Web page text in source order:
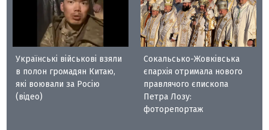
Українські військові взяли
в полон громадян Китаю,
які воювали за Росію
(відео)
Сокальсько-Жовківська
єпархія отримала нового
правлячого єпископа
Петра Лозу:
фоторепортаж